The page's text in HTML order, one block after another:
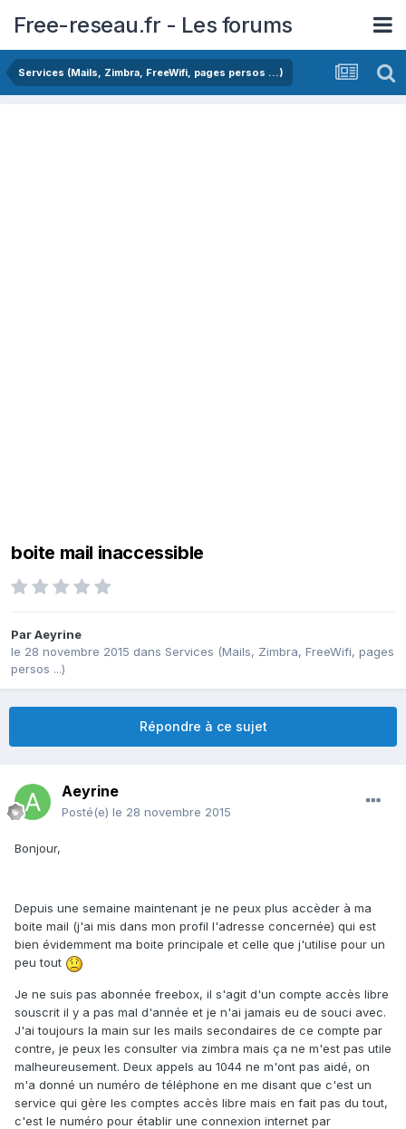
Free-reseau.fr - Les forums
Services (Mails, Zimbra, FreeWifi, pages persos ...)
boite mail inaccessible
ParAeyrine
le 28 novembre 2015 dans Services (Mails, Zimbra, FreeWifi, pages
persos ...)
Répondre à ce sujet
Aeyrine
Posté(e) le 28 novembre 2015
Bonjour,
Depuis une semaine maintenant je ne peux plus accèder à ma
boite mail (j'ai mis dans mon profil l'adresse concernée) qui est
bien évidemment ma boite principale et celle que j'utilise pour un
peu tout
Je ne suis pas abonnée freebox, il s'agit d'un compte accès libre
souscrit il y a pas mal d'année et je n'ai jamais eu de souci avec.
J'ai toujours la main sur les mails secondaires de ce compte par
contre, je peux les consulter via zimbra mais ça ne m'est pas utile
malheureusement. Deux appels au 1044 ne m'ont pas aidé, on
m'a donné un numéro de téléphone en me disant que c'est un
service qui gère les comptes accès libre mais en fait pas du tout,
c'est le numéro pour établir une connexion internet par